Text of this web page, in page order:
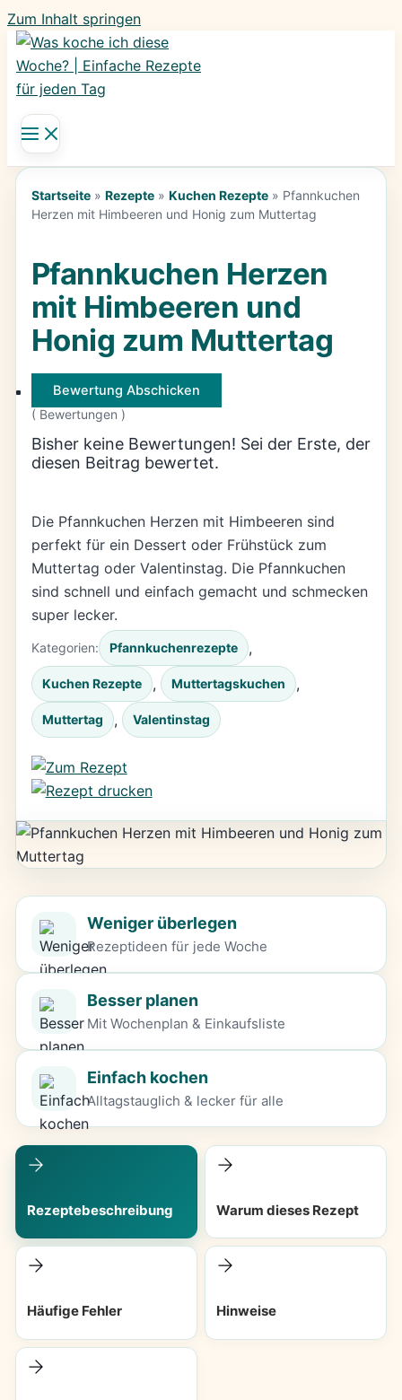
Zum Inhalt springen
Startseite» Rezepte» Kuchen Rezepte» Pfannkuchen
Herzen mit Himbeeren und Honig zum Muttertag
Pfannkuchen Herzen
mit Himbeeren und
Honig zum Muttertag
Bewertung Abschicken
( Bewertungen )
Bisher keine Bewertungen! Sei der Erste, der
diesen Beitrag bewertet.
Die Pfannkuchen Herzen mit Himbeeren sind
perfekt für ein Dessert oder Frühstück zum
Muttertag oder Valentinstag. Die Pfannkuchen
sind schnell und einfach gemacht und schmecken
super lecker.
Kategorien: Pfannkuchenrezepte ,
Kuchen Rezepte , Muttertagskuchen ,
Muttertag , Valentinstag
Weniger überlegen
Rezeptideen für jede Woche
Besser planen
Mit Wochenplan & Einkaufsliste
Einfach kochen
Alltagstauglich & lecker für alle
Rezeptebeschreibung Warum dieses Rezept
Häufige Fehler Hinweise